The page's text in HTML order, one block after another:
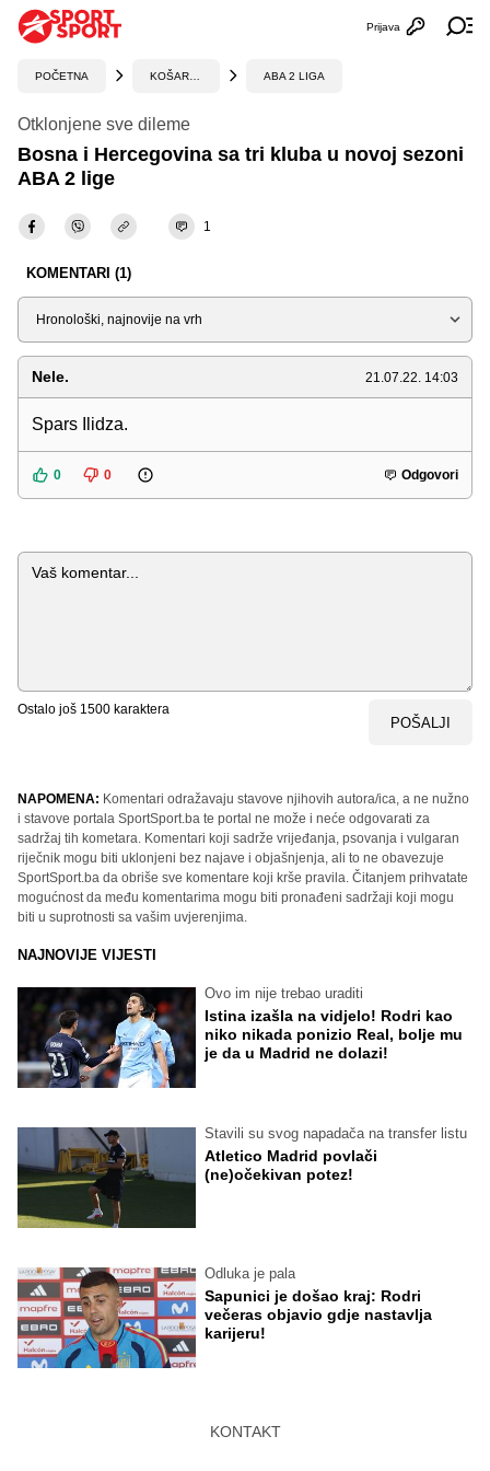
Otvori
Prijava
POČETNA ABA 2 LIGA
Otklonjene sve dileme
Bosna i Hercegovina sa tri kluba u novoj sezoni
ABA 2 lige
1
KOMENTARI (1)
Sortiraj
Nele. 21.07.22. 14:03
Spars Ilidza.
0 0 Odgovori
Komentar
Ostalo još 1500 karaktera
POŠALJI
NAPOMENA: Komentari odražavaju stavove njihovih autora/ica, a ne nužno
i stavove portala SportSport.ba te portal ne može i neće odgovarati za
sadržaj tih kometara. Komentari koji sadrže vrijeđanja, psovanja i vulgaran
riječnik mogu biti uklonjeni bez najave i objašnjenja, ali to ne obavezuje
SportSport.ba da obriše sve komentare koji krše pravila. Čitanjem prihvatate
mogućnost da među komentarima mogu biti pronađeni sadržaji koji mogu
biti u suprotnosti sa vašim uvjerenjima.
NAJNOVIJE VIJESTI
Ovo im nije trebao uraditi
Istina izašla na vidjelo! Rodri kao
niko nikada ponizio Real, bolje mu
je da u Madrid ne dolazi!
Stavili su svog napadača na transfer listu
Atletico Madrid povlači
(ne)očekivan potez!
Odluka je pala
Sapunici je došao kraj: Rodri
večeras objavio gdje nastavlja
karijeru!
KONTAKT